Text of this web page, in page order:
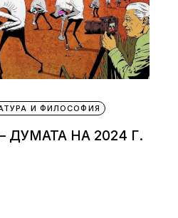
И ФИЛОСОФИЯ
ДУМАТА НА 2024 Г.